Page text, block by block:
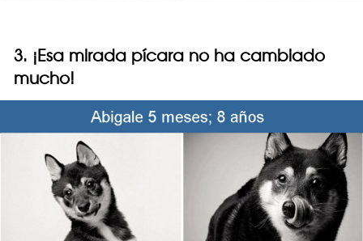
3. ¡Esa mirada pícara no ha cambiado
mucho!